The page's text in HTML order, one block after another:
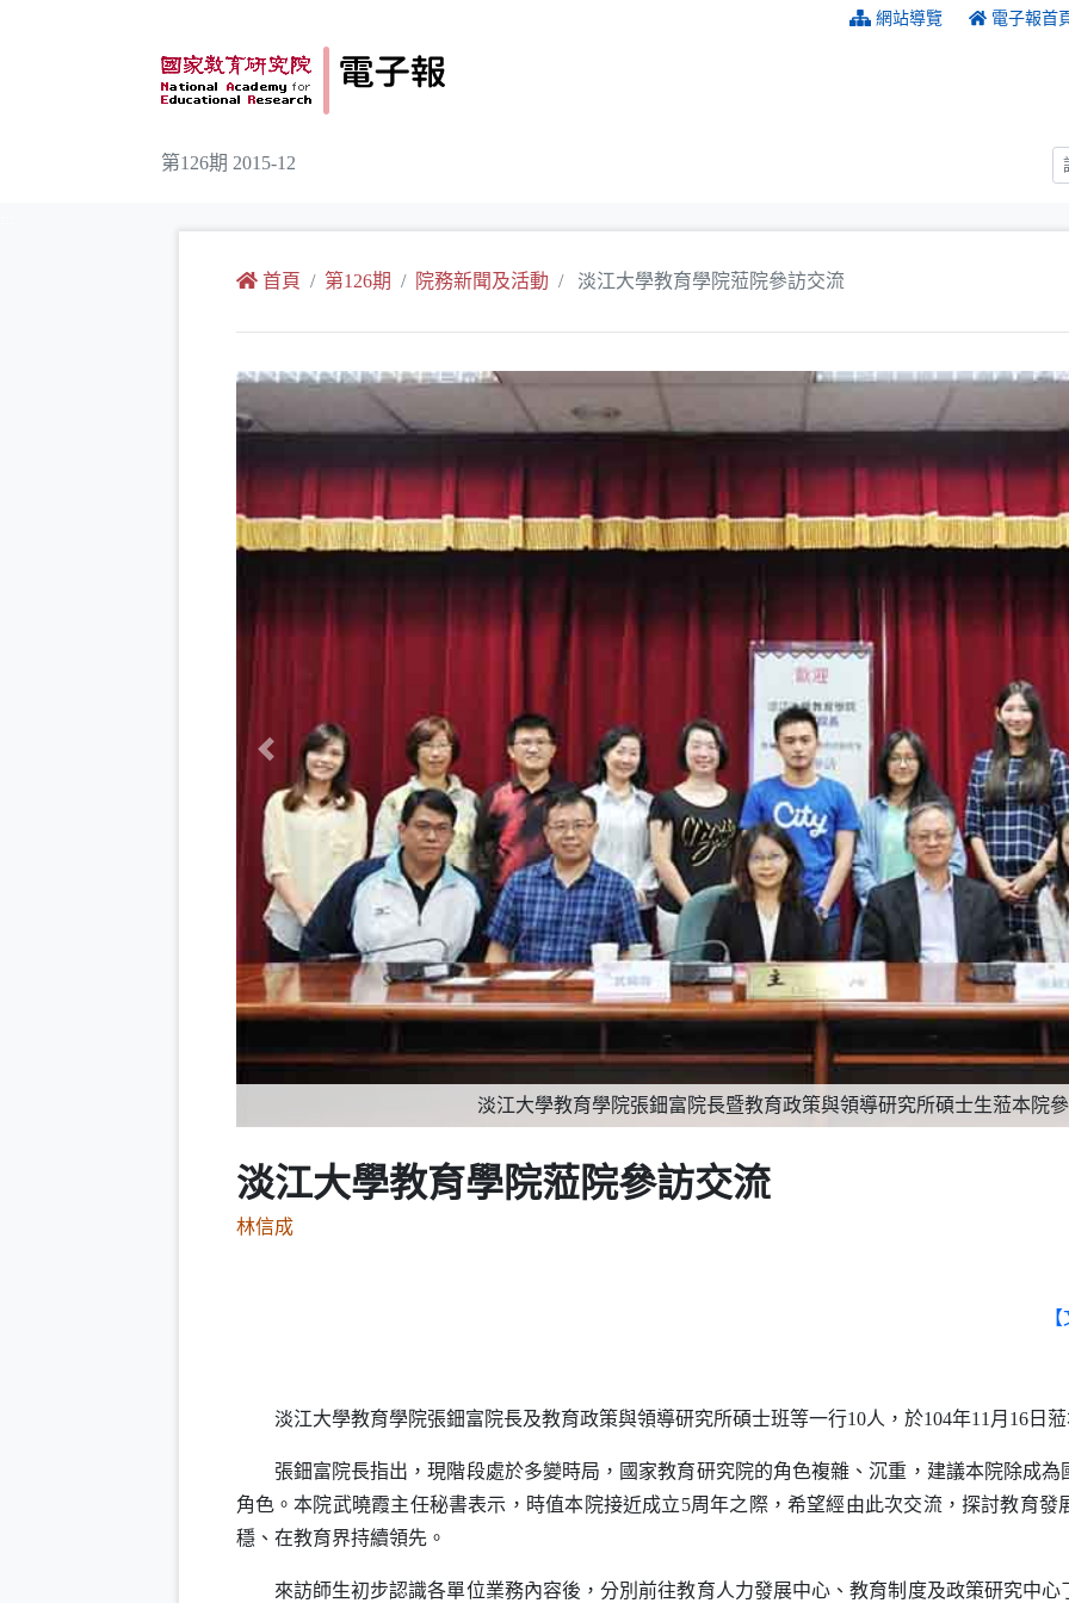
網站導覽 電子報首
第126期 2015-12
首頁 第126期 院務新聞及活動 淡江大學教育學院蒞院參訪交流
淡江大學教育學院張鈿富院長暨教育政策與領導研究所碩士生蒞本院
Previous
淡江大學教育學院蒞院參訪交流
林信成
淡江大學教育學院張鈿富院長及教育政策與領導研究所碩士班等一行10人，於104年11 月 16日
張鈿富院長指出，現階段處於多變時局，國家教育研究院的角色複雜、沉重，建議本院除成為
角色。本院武曉霞主任秘書表示，時值本院接近成立5周年之際，希望經由此次交流，探討教育發
穩、在教育界持續領先。
來訪師生初步認識各單位業務內容後，分別前往教育人力發展中心、教育制度及政策研究中心